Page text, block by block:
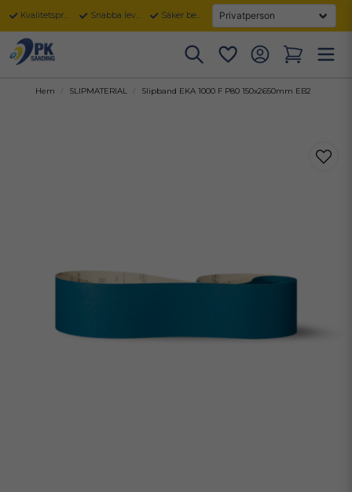
Kvalitetsprodukter Snabba leveranser Säker betalning
Hem SLIPMATERIAL Slipband EKA 1000 F P80 150x2650mm EB2